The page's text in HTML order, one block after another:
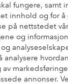
fungere, samt
innhold og for
på nettstedet
og
analysere
annonser.
hvordan du kan
Bestilling